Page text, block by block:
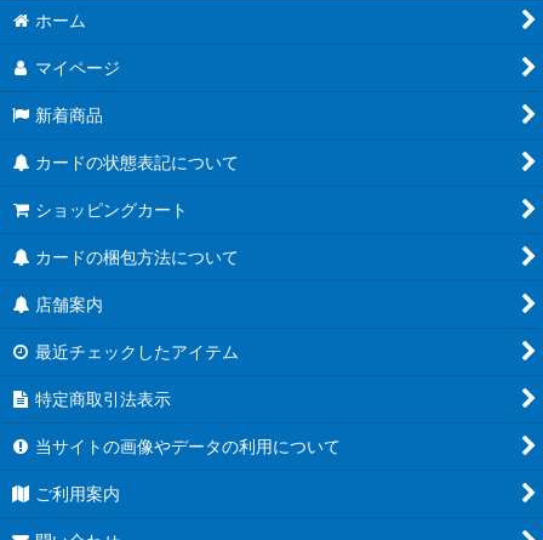
ホーム
マイページ
新着商品
カードの状態表記について
ショッピングカート
カードの梱包方法について
店舗案内
最近チェックしたアイテム
特定商取引法表示
当サイトの画像やデータの利用について
ご利用案内